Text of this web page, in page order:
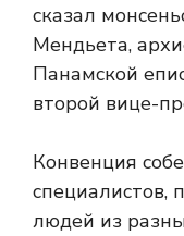
сказал
Мендьета,
Панамской
второй вице-
Конвенция
специалистов,
людей из